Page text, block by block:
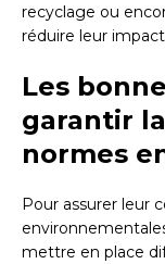
recyclage ou
réduire leur
Les
garantir
normes
Pour assurer leur
mettre en place